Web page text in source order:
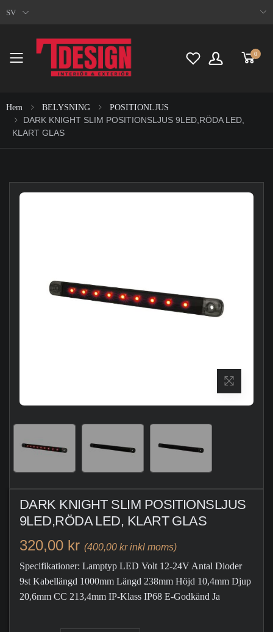
SV
Toggle mobile menu
0
Hem BELYSNING POSITIONLJUS
DARK KNIGHT SLIM POSITIONSLJUS 9LED,RÖDA LED,
KLART GLAS
DARK KNIGHT SLIM POSITIONSLJUS
9LED,RÖDA LED, KLART GLAS
320,00 kr (400,00 kr inkl moms)
Specifikationer: Lamptyp LED Volt 12-24V Antal Dioder
9st Kabellängd 1000mm Längd 238mm Höjd 10,4mm Djup
20,6mm CC 213,4mm IP-Klass IP68 E-Godkänd Ja